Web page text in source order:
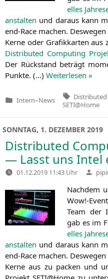
el­les
an­stal­ten und dar­aus kann
end-Race machen.
Ker­ne oder Gra­fik­kar­ten
Dis­tri­bu­ted Com­pu­ting
Der Rück­stand beträgt
Punk­te. (…) Wei­ter­le­sen »
Veröffentlicht
Intern–News
Tags:
SETI@Home
SONNTAG, 1. DEZEMBER 2019
Distributed
— Lasst uns Intel
01.12.2019 11:43 Uhr
von
Nach­dem
Wow!-
Team der
gab es im
el­les
an­stal­ten und dar­aus kann
end-Race machen.
Ker­ne aus zu packen und